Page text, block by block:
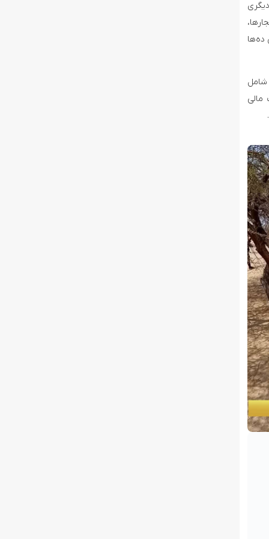
و دیگری
ده‌ها
در روز جمعه در گائو خبر داد. بنابر بیانیه رسمی دولت، در این حملات ۶۴ تن شامل
مالی